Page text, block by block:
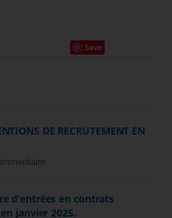
Save
DE RECRUTEMENT EN
d’entrées en contrats
janvier 2025.